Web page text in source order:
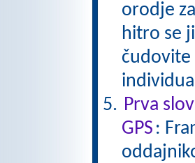
orodje
hitro se
čudovite
Prva
GPS :